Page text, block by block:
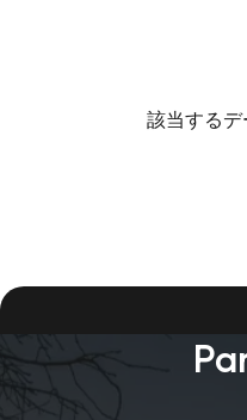
該当するデ